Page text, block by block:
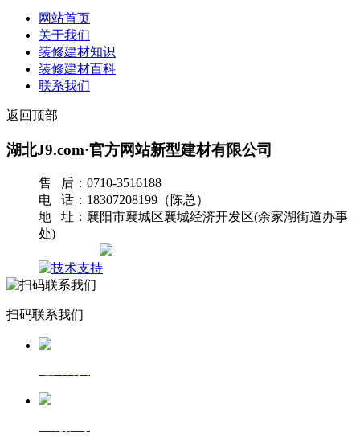
网站首页
关于我们
装修建材知识
装修建材百科
联系我们
返回顶部
湖北J9.com·官方网站新型建材有限公司
售 后：0710-3516188
电 话：18307208199（陈总）
地 址：襄阳市襄城区襄城经济开发区(余家湖街道办事
处)
扫码联系我们